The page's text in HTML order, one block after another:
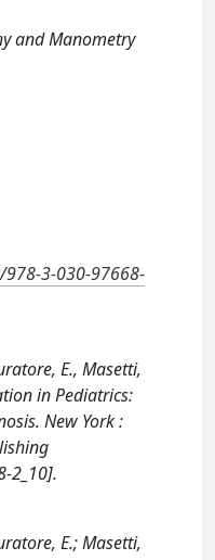
and Manometry
3-030-97668-
E., Masetti,
in Pediatrics:
New York :
2_10].
E.; Masetti,